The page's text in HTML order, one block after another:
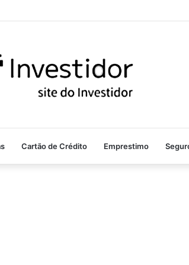
Cartão de Crédito Emprestimo